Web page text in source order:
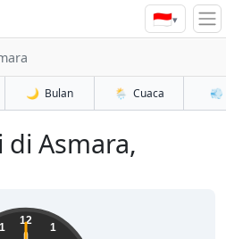
🇮🇩▾
🌙 Bulan 🌦️ Cuaca 💨
Asmara,
12
1